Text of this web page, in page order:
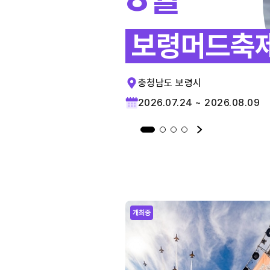
보령머드축
충청남도 보령시
2026.07.24 ~ 2026.08.09
개최중